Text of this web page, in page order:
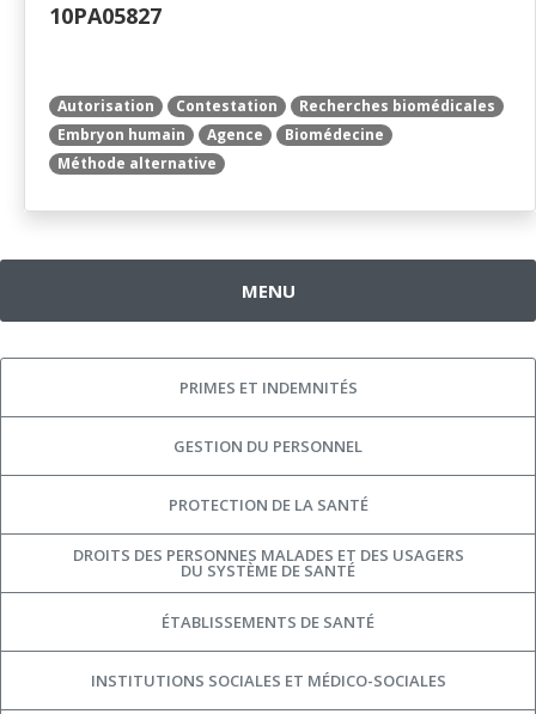
10PA05827
Autorisation Contestation
Recherches biomédicales
Embryon humain
Agence
Biomédecine
Méthode alternative
MENU
PRIMES ET INDEMNITÉS
GESTION DU PERSONNEL
PROTECTION DE LA SANTÉ
DROITS DES PERSONNES MALADES ET DES USAGERS
DU SYSTÈME DE SANTÉ
ÉTABLISSEMENTS DE SANTÉ
INSTITUTIONS SOCIALES ET MÉDICO-SOCIALES